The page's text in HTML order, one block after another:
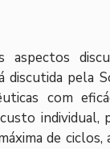
aspectos
discutida pela
com
individual,
de